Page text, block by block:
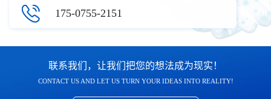
175-0755-2151
联系我们，让我们把您的想法成为现实！
CONTACT US AND LET US TURN YOUR IDEAS INTO REALITY!